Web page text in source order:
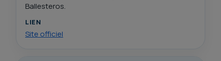
Ballesteros.
LIEN
Site officiel